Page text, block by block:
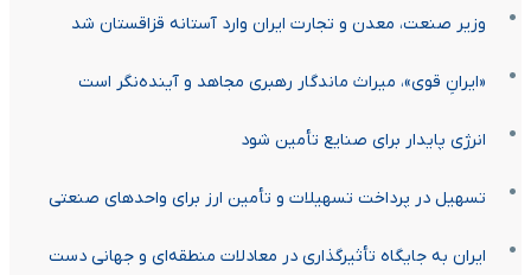
وزیر صنعت، معدن و تجارت ایران وارد آستانه قزاقستان شد
«ایرانِ قوی»، میراث ماندگار رهبری مجاهد و آینده‌نگر است
انرژی پایدار برای صنایع تأمین شود
تسهیل در پرداخت تسهیلات و تأمین ارز برای واحدهای صنعتی
ایران به جایگاه تأثیرگذاری در معادلات منطقه‌ای و جهانی دست